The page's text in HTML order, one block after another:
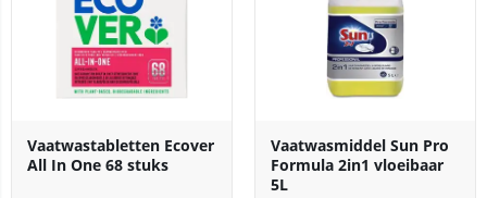
Vaatwastabletten Ecover
All In One 68 stuks
Vaatwasmiddel Sun Pro
Formula 2in1 vloeibaar
5L